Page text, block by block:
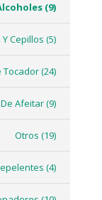
(9)
Y Cepillos(5)
Tocador(24)
Afeitar(9)
Otros(19)
(4)